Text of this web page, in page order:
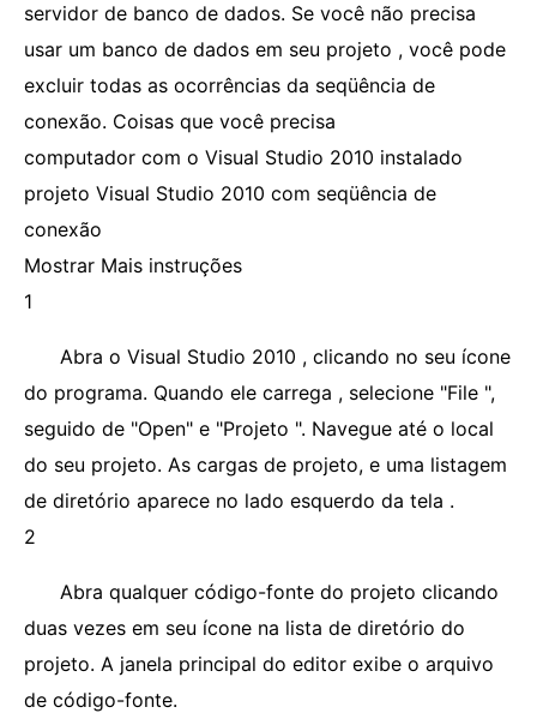
servidor de banco de dados. Se você não precisa
usar um banco de dados em seu projeto , você pode
excluir todas as ocorrências da seqüência de
conexão. Coisas que você precisa
computador com o Visual Studio 2010 instalado
projeto Visual Studio 2010 com seqüência de
conexão
Mostrar Mais instruções
1
Abra o Visual Studio 2010 , clicando no seu ícone
do programa. Quando ele carrega , selecione "File ",
seguido de "Open" e "Projeto ". Navegue até o local
do seu projeto. As cargas de projeto, e uma listagem
de diretório aparece no lado esquerdo da tela .
2
Abra qualquer código-fonte do projeto clicando
duas vezes em seu ícone na lista de diretório do
projeto. A janela principal do editor exibe o arquivo
de código-fonte.